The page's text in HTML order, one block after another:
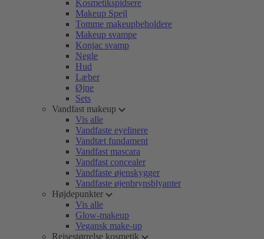
Kosmetikspidsere
Makeup Spejl
Tomme makeupbeholdere
Makeup svampe
Konjac svamp
Negle
Hud
Læber
Øjne
Sets
Vandfast makeup
Vis alle
Vandfaste eyelinere
Vandtæt fundament
Vandfast mascara
Vandfast concealer
Vandfaste øjenskygger
Vandfaste øjenbrynsblyanter
Højdepunkter
Vis alle
Glow-makeup
Vegansk make-up
Rejsestørrelse kosmetik